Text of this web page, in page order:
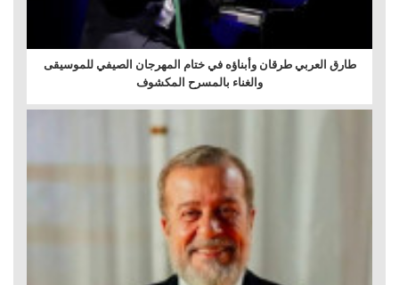
طارق العربي طرقان وأبناؤه في ختام المهرجان الصيفي للموسيقى
والغناء بالمسرح المكشوف